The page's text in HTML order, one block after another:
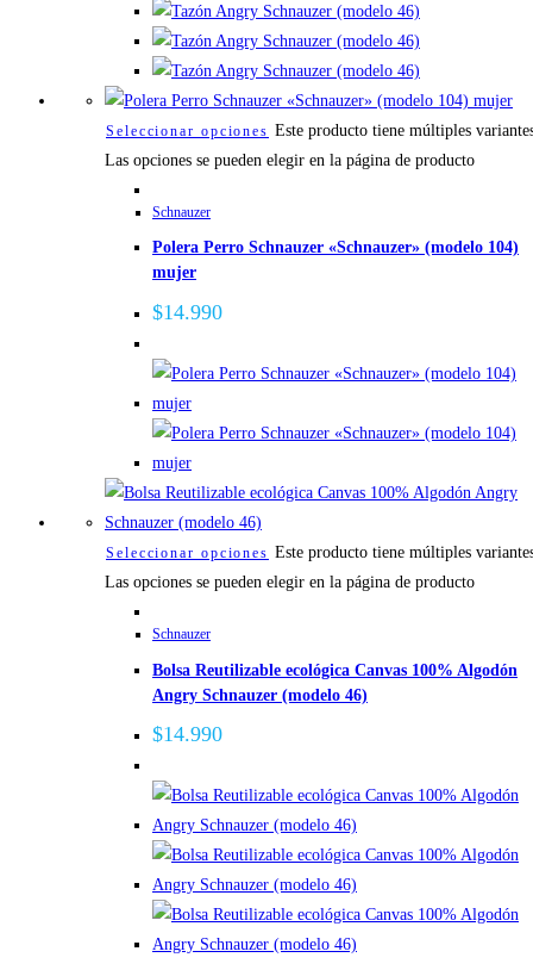
Seleccionar opciones Este producto tiene múltiples
Las opciones se pueden elegir en la página de producto
Schnauzer
Polera Perro Schnauzer «Schnauzer» (modelo 104)
mujer
$14.990
Seleccionar opciones Este producto tiene múltiples
Las opciones se pueden elegir en la página de producto
Schnauzer
Bolsa Reutilizable ecológica Canvas 100% Algodón
Angry Schnauzer (modelo 46)
$14.990